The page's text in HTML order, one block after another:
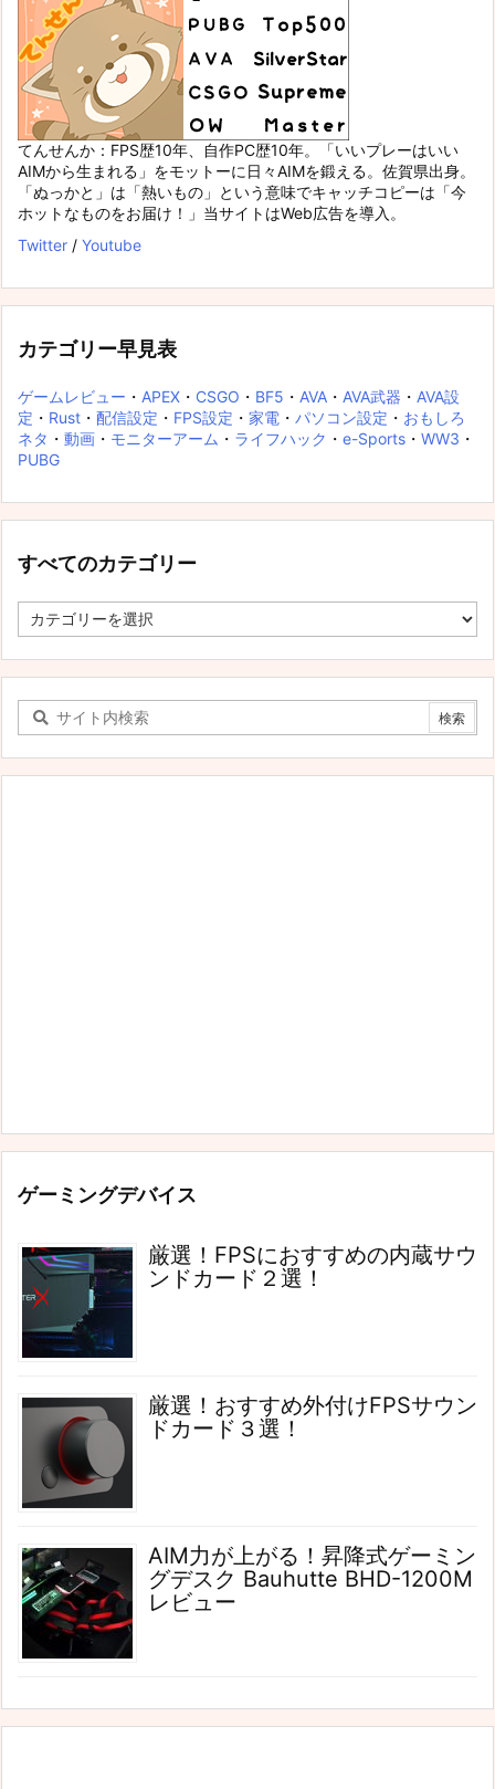
てんせんか：FPS歴10年、自作PC歴10年。「いいプレーはいい
AIMから生まれる」をモットーに日々AIMを鍛える。佐賀県出身。
「ぬっかと」は「熱いもの」という意味でキャッチコピーは「今
ホットなものをお届け！」当サイトはWeb広告を導入。
Twitter / Youtube
カテゴリー早見表
ゲームレビュー ・ APEX ・ CSGO ・ BF5 ・ AVA ・ AVA武器 ・ AVA設
定 ・ Rust ・ 配信設定 ・ FPS設定 ・ 家電 ・ パソコン設定 ・ おもしろ
ネタ ・ 動画 ・ モニターアーム ・ ライフハック ・ e-Sports ・ WW3 ・
PUBG
すべてのカテゴリー
べ
の
ゴ
リ
ー
ゲーミングデバイス
厳選！FPSにおすすめの内蔵サウ
ンドカード２選！
厳選！おすすめ外付けFPSサウン
ドカード３選！
AIM力が上がる！昇降式ゲーミン
グデスク Bauhutte BHD-1200M
レビュー